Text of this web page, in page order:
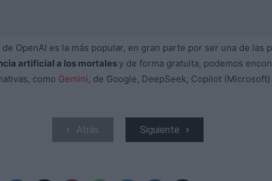
OpenAI es la más popular, en gran parte por ser una de las
artificial a los mortales y de forma gratuita, podemos
como Gemini, de Google, DeepSeek, Copilot
Atrás Siguiente